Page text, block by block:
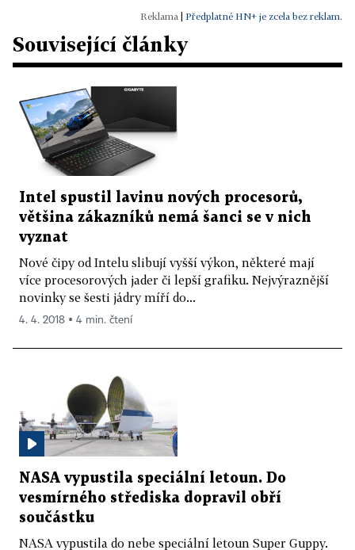
Předplatné HN+ je zcela bez reklam.
Související články
Intel spustil lavinu nových procesorů,
většina zákazníků nemá šanci se v nich
vyznat
Nové čipy od Intelu slibují vyšší výkon, některé mají
více procesorových jader či lepší grafiku. Nejvýraznější
novinky se šesti jádry míří do...
4. 4. 2018 ▪ 4 min. čtení
NASA vypustila speciální letoun. Do
vesmírného střediska dopravil obří
součástku
NASA vypustila do nebe speciální letoun Super Guppy.